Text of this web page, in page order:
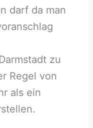
darf da man
zu
Regel von
als ein